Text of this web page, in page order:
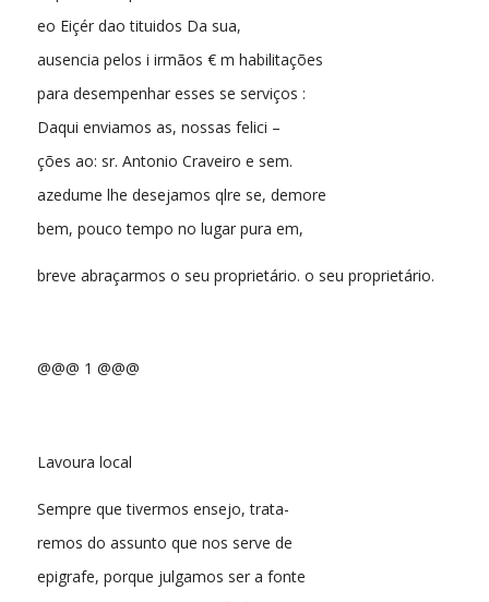
eo Eiçér dao tituidos Da sua,
ausencia pelos i irmãos € m habilitações
para desempenhar esses se serviços :
Daqui enviamos as, nossas felici –
ções ao: sr. Antonio Craveiro e sem.
azedume lhe desejamos qlre se, demore
bem, pouco tempo no lugar pura em,
breve abraçarmos o seu proprietário. o seu proprietário.
@@@ 1 @@@
Lavoura local
Sempre que tivermos ensejo, trata-
remos do assunto que nos serve de
epigrafe, porque julgamos ser a fonte